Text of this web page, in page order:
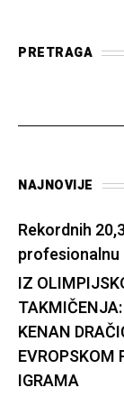
PRETRAGA
NAJNOVIJE
Rekordnih
IZ
KENAN
EVROPSKOM
IGRAMA